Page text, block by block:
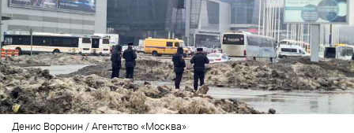
Денис Воронин / Агентство «Москва»